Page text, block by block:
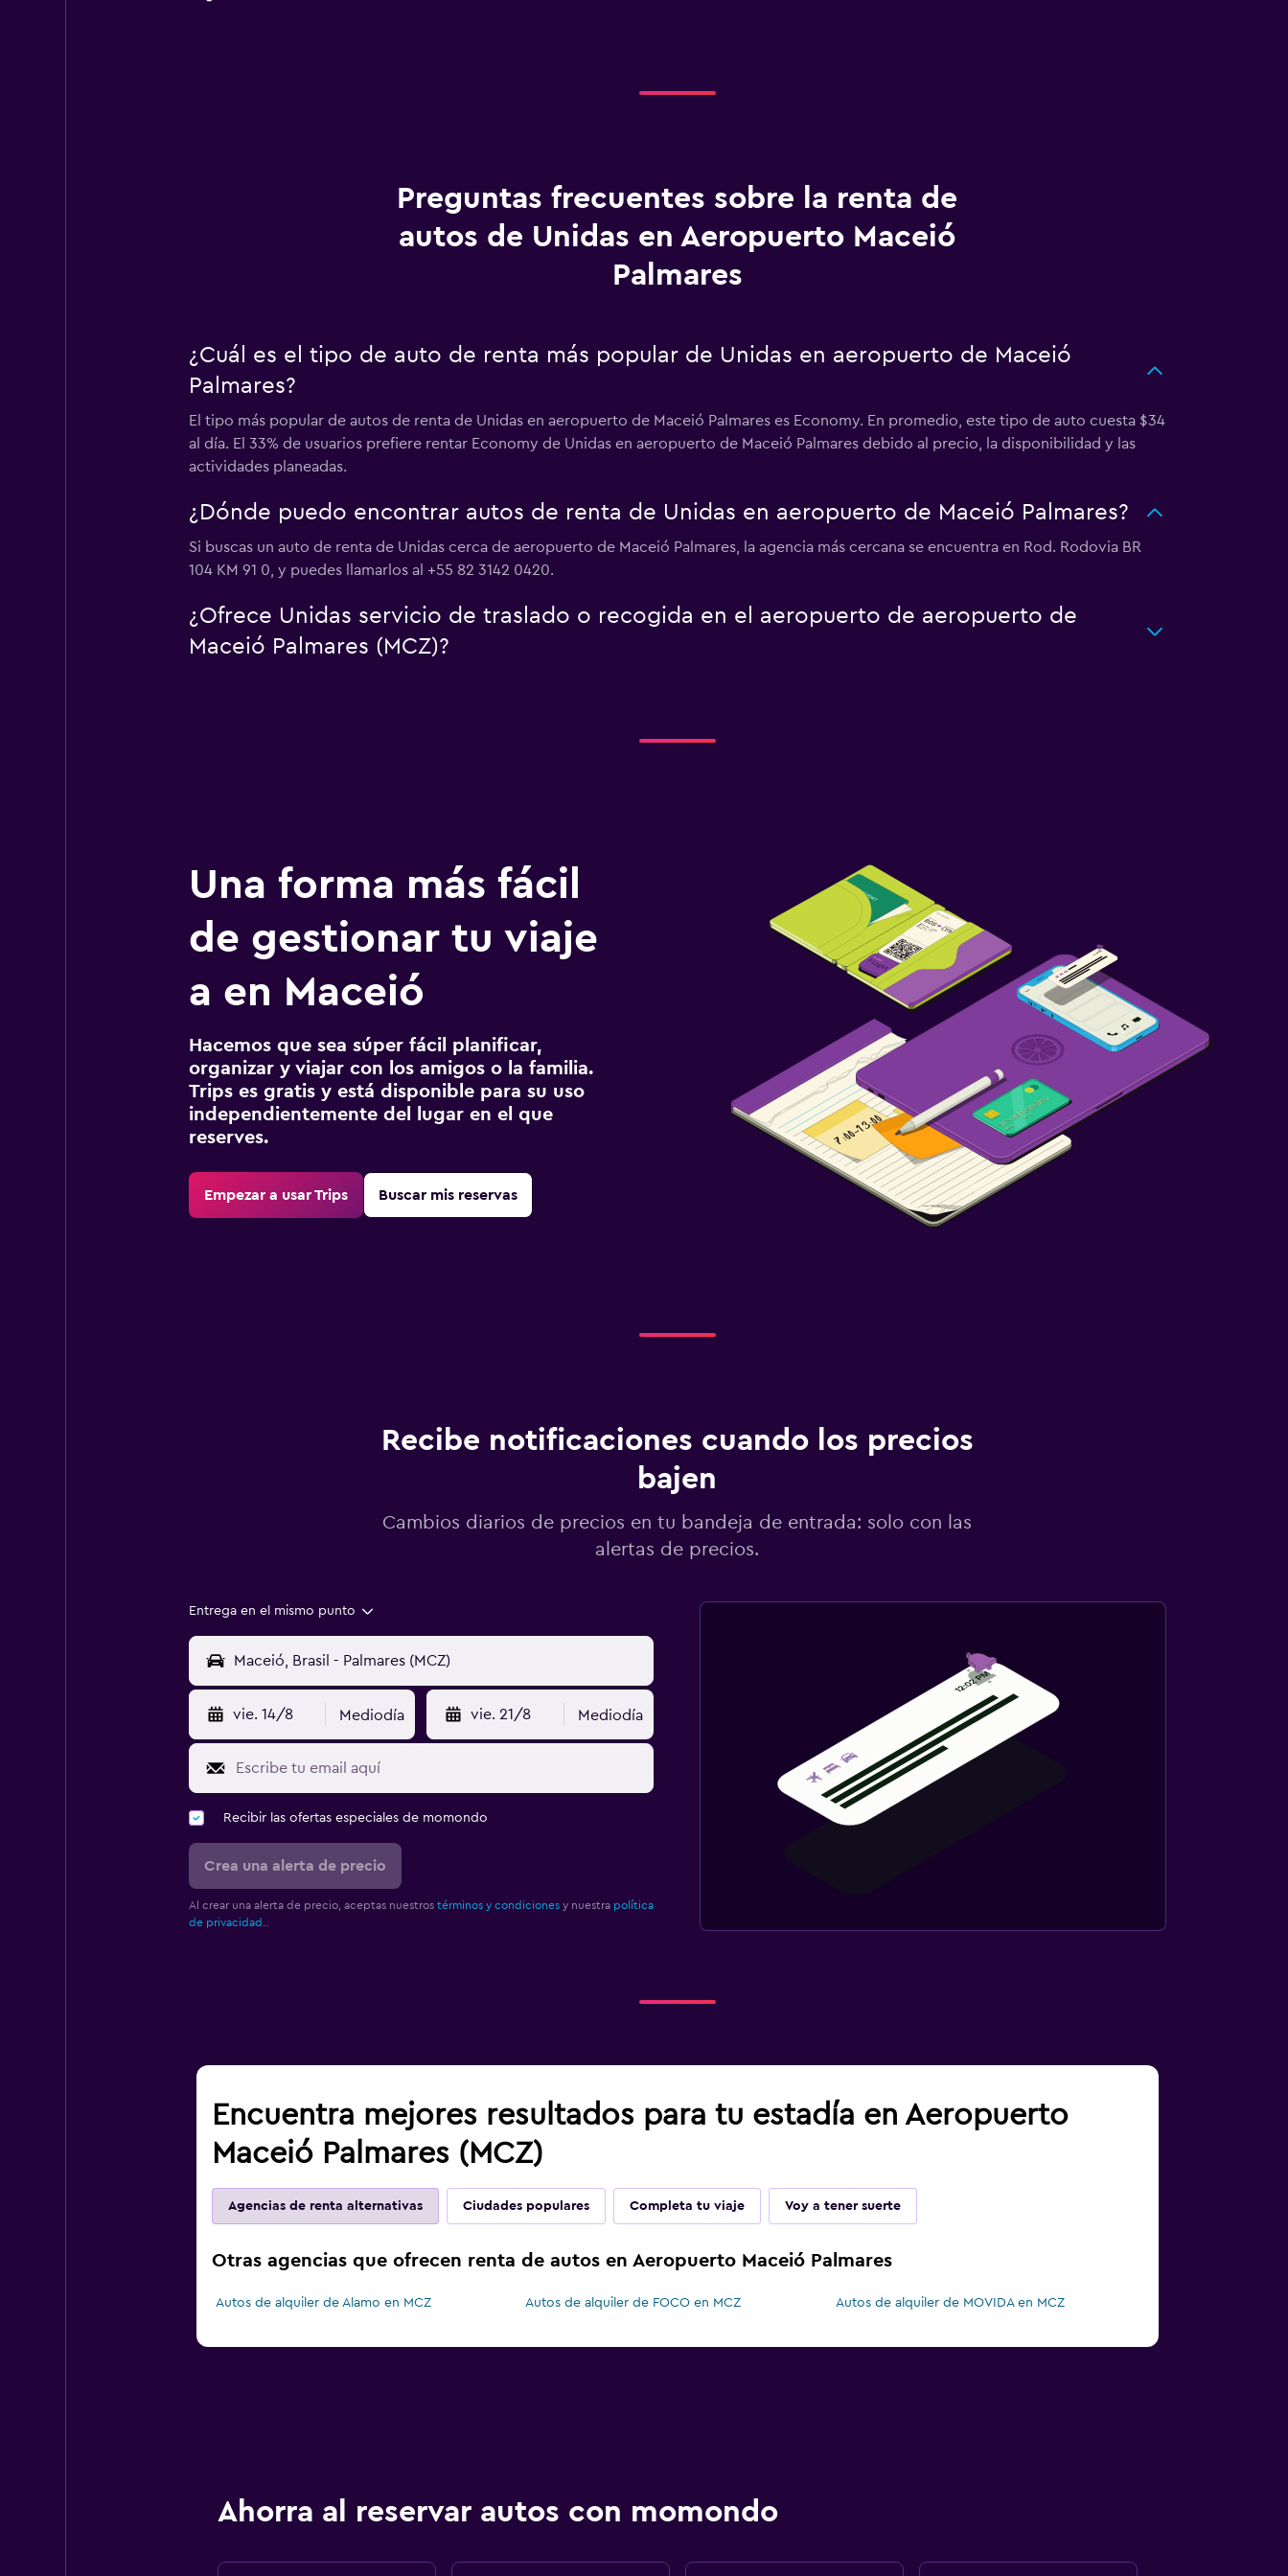
Preguntas frecuentes sobre la renta de
autos de Unidas en Aeropuerto Maceió
Palmares
¿Cuál es el tipo de auto de renta más popular de Unidas en aeropuerto de Maceió
Palmares?
El tipo más popular de autos de renta de Unidas en aeropuerto de Maceió Palmares es Economy. En promedio, este tipo de auto cuesta $34
al día. El 33% de usuarios prefiere rentar Economy de Unidas en aeropuerto de Maceió Palmares debido al precio, la disponibilidad y las
actividades planeadas.
¿Dónde puedo encontrar autos de renta de Unidas en aeropuerto de Maceió Palmares?
Si buscas un auto de renta de Unidas cerca de aeropuerto de Maceió Palmares, la agencia más cercana se encuentra en Rod. Rodovia BR
104 KM 91 0, y puedes llamarlos al +55 82 3142 0420.
¿Ofrece Unidas servicio de traslado o recogida en el aeropuerto de aeropuerto de
Maceió Palmares (MCZ)?
Una forma más fácil
de gestionar tu viaje
a en Maceió
Hacemos que sea súper fácil planificar,
organizar y viajar con los amigos o la familia.
Trips es gratis y está disponible para su uso
independientemente del lugar en el que
reserves.
Empezar a usar Trips Buscar mis reservas
Recibe notificaciones cuando los precios
bajen
Cambios diarios de precios en tu bandeja de entrada: solo con las
alertas de precios.
Entrega en el mismo punto
vie. 14/8 Mediodía vie. 21/8 Mediodía
Recibir las ofertas especiales de momondo
Crea una alerta de precio
Al crear una alerta de precio, aceptas nuestros términos y condicionesy nuestra política
de privacidad.
Encuentra mejores resultados para tu estadía en Aeropuerto
Maceió Palmares (MCZ)
Agencias de renta alternativas Ciudades populares Completa tu viaje Voy a tener suerte
Otras agencias que ofrecen renta de autos en Aeropuerto Maceió Palmares
Autos de alquiler de Alamo en MCZ Autos de alquiler de FOCO en MCZ Autos de alquiler de MOVIDA en MCZ
Ahorra al reservar autos con momondo